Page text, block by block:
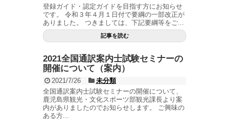
登録ガイド・認定ガイドを目指す方にお知らせ
です。 令和３年４月１日付で要綱の一部改正が
ありました。 つきましては、下記要綱等をご...
記事を読む
2021全国通訳案内士試験セミナーの
開催について（案内）
2021/7/26
未分類
全国通訳案内士試験セミナーの開催について、
鹿児島県観光・文化スポーツ部観光課長より案
内がありましたのでお知らせします。 ご興味の
ある方...